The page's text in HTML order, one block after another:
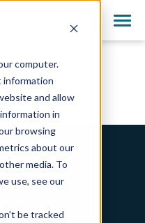
computer.
information
and allow
in
browsing
about our
media. To
use, see our
be tracked